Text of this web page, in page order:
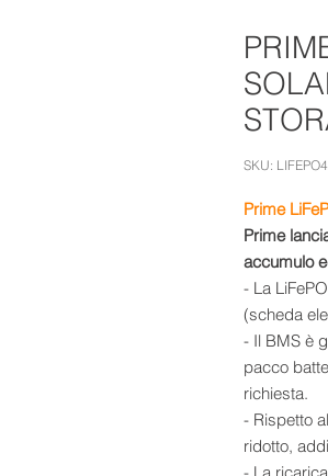
SKU:
Prime
Prime
accumulo
- La
(scheda
- Il BMS è
pacco
richiesta.
- Rispetto
ridotto,